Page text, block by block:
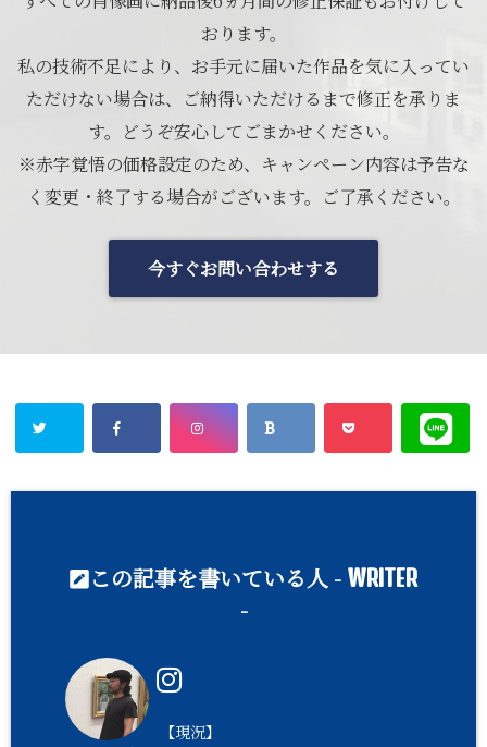
おります。
私の技術不足により、お手元に届いた作品を気に入ってい
ただけない場合は、ご納得いただけるまで修正を承りま
す。どうぞ安心してごまかせください。
※赤字覚悟の価格設定のため、キャンペーン内容は予告な
く変更・終了する場合がございます。ご了承ください。
今すぐお問い合わせする
この記事を書いている人 - WRITER
-
【現況】